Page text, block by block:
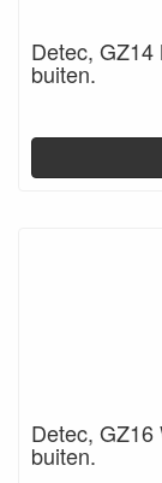
Detec,
buiten.
Detec, GZ16
buiten.